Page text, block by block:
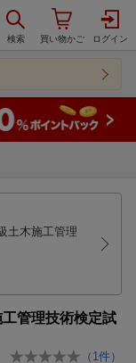
土木施工管理
管理技術検定試
（ 1 件）